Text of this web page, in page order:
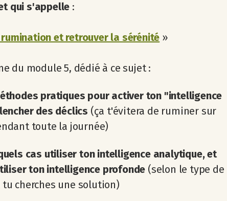
qui s'appelle :
et retrouver la sérénité »
du module 5, dédié à ce sujet :
pratiques pour activer ton "intelligence
des déclics (ça t'évitera de ruminer sur
toute la journée)
cas utiliser ton intelligence analytique, et
ton intelligence profonde (selon le type de
cherches une solution)